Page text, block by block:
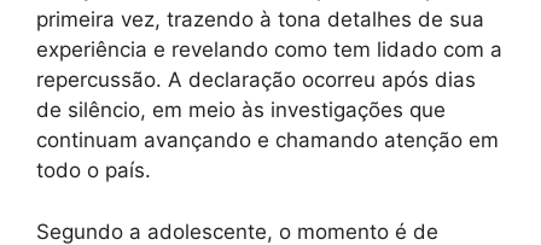
primeira vez, trazendo à tona detalhes de sua
experiência e revelando como tem lidado com a
repercussão. A declaração ocorreu após dias
de silêncio, em meio às investigações que
continuam avançando e chamando atenção em
todo o país.
Segundo a adolescente, o momento é de